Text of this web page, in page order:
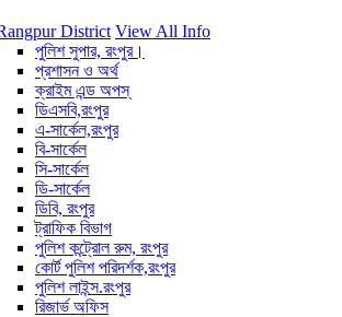
(তদন্ত)
(অপারেশন)
সাইবার ক্রাইম
Info
District View All Info
পুলিশ সুপার, রংপুর।
প্রশাসন ও অর্থ
ক্রাইম এন্ড অপস্
ডিএসবি,রংপুর
এ-সার্কেল,রংপুর
বি-সার্কেল
সি-সার্কেল
ডি-সার্কেল
ডিবি, রংপুর
ট্রাফিক বিভাগ
পুলিশ কন্ট্রোল রুম, রংপুর
কোর্ট পুলিশ পরিদর্শক,রংপুর
পুলিশ লাইন্স.রংপুর
রিজার্ভ অফিস